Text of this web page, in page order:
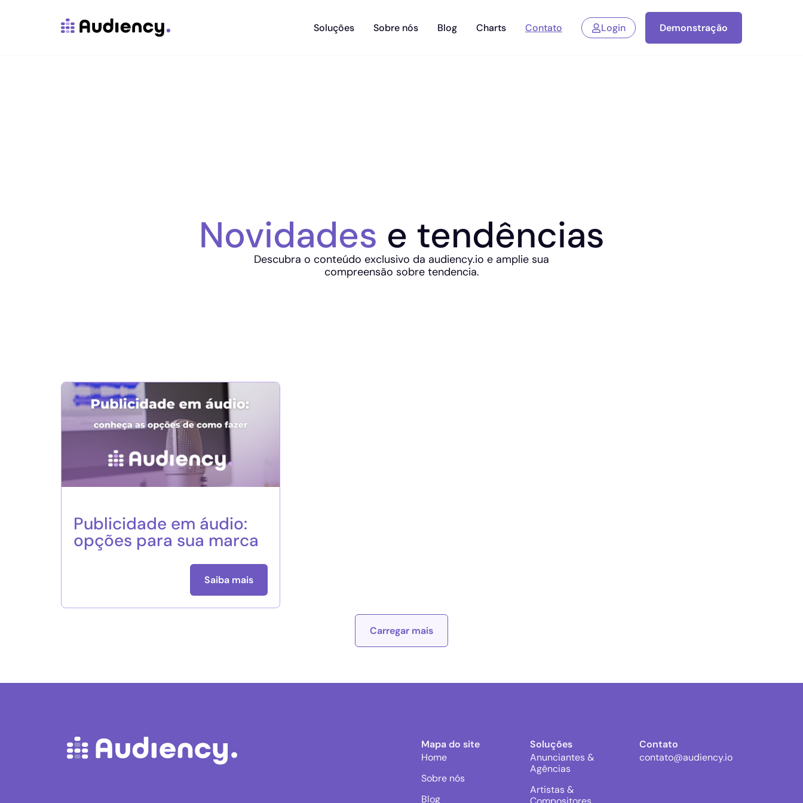
Soluções Sobre nós Blog Charts Contato Login Demonstração
Novidades e tendências
Descubra o conteúdo exclusivo da audiency.io e amplie sua
compreensão sobre tendencia.
Publicidade em áudio:
opções para sua marca
Saiba mais
Carregar mais
Mapa do site
Home
Sobre nós
Blog
Soluções
Anunciantes &
Agências
Artistas &
Contato
contato@audiency.io